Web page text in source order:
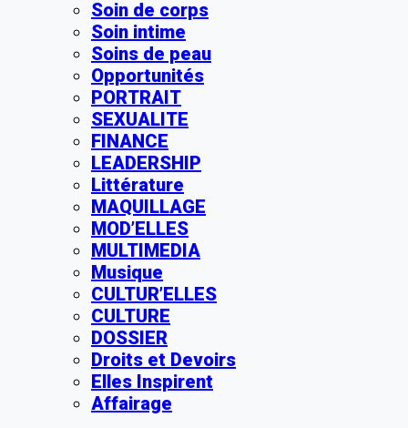
Soin de corps
Soin intime
Soins de peau
Opportunités
PORTRAIT
SEXUALITE
FINANCE
LEADERSHIP
Littérature
MAQUILLAGE
MOD’ELLES
MULTIMEDIA
Musique
CULTUR’ELLES
CULTURE
DOSSIER
Droits et Devoirs
Elles Inspirent
Affairage